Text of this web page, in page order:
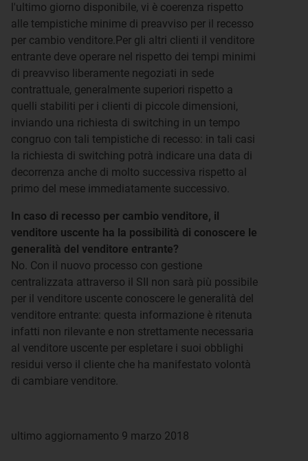
l'ultimo giorno disponibile, vi è coerenza rispetto
alle tempistiche minime di preavviso per il recesso
per cambio venditore.Per gli altri clienti il venditore
entrante deve operare nel rispetto dei tempi minimi
di preavviso liberamente negoziati in sede
contrattuale, generalmente superiori rispetto a
quelli stabiliti per i clienti di piccole dimensioni,
inviando una richiesta di switching in un tempo
congruo con tali tempistiche di recesso: in tali casi
la richiesta di switching potrà indicare una data di
decorrenza anche di molto successiva rispetto al
primo del mese immediatamente successivo.
In caso di recesso per cambio venditore, il
venditore uscente ha la possibilità di conoscere le
generalità del venditore entrante?
No. Con il nuovo processo con gestione
centralizzata attraverso il SII non sarà più possibile
per il venditore uscente conoscere le generalità del
venditore entrante: questa informazione è ritenuta
infatti non rilevante e non strettamente necessaria
al venditore uscente per espletare i suoi obblighi
residui verso il cliente che ha manifestato volontà
di cambiare venditore.
ultimo aggiornamento 9 marzo 2018